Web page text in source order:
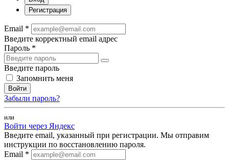
Регистрация
Email *
Введите корректный email адрес
Пароль *
Введите пароль
Запомнить меня
Войти
Забыли пароль?
или
Войти через Яндекс
Введите email, указанный при регистрации. Мы отправим
инструкции по восстановлению пароля.
Email *